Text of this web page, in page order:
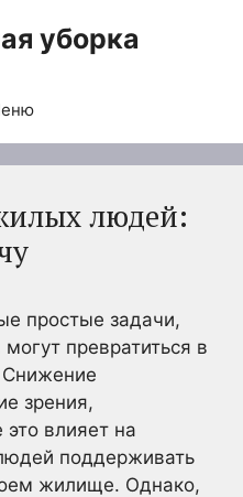
уборка
людей:
простые задачи,
превратиться в
зрения,
это влияет на
поддерживать
жилище. Однако,